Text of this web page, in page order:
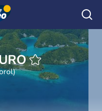
PURO